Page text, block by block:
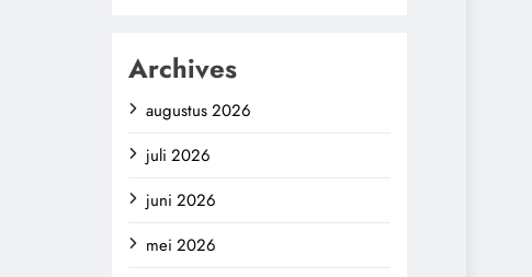
Archives
augustus 2026
juli 2026
juni 2026
mei 2026